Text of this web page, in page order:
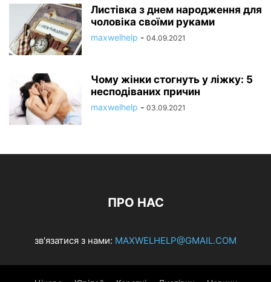
Листівка з днем народження для
чоловіка своїми руками
maxwelhelp - 04.09.2021
Чому жінки стогнуть у ліжку: 5
несподіваних причин
maxwelhelp - 03.09.2021
ПРО НАС
зв'язатися з нами: MAXWELHELP@GMAIL.COM